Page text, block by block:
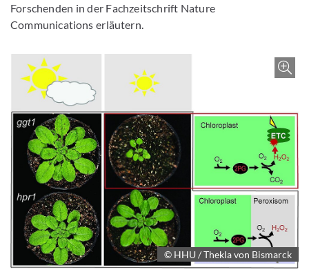
Forschenden in der Fachzeitschrift Nature
Communications erläutern.
© HHU / Thekla von Bismarck